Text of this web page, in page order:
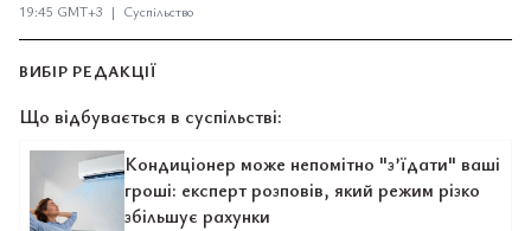
19:45 GMT+3 | Суспільство
ВИБІР РЕДАКЦІЇ
Що відбувається в суспільстві:
Кондиціонер може непомітно "з’їдати" ваші
гроші: експерт розповів, який режим різко
збільшує рахунки